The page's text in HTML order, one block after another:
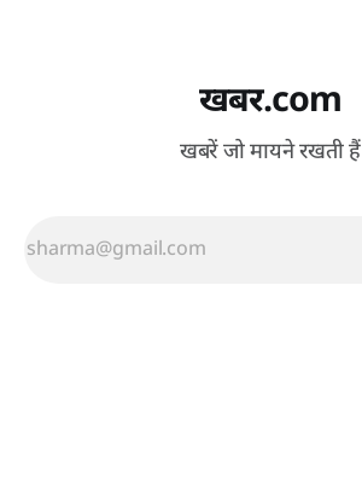
खबर.com
खबरें जो मायने रखती हैं